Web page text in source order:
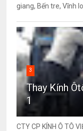
giang, Bến tre, Vĩnh
3
Thay Kính
1
CTY CP KÍNH Ô TÔ